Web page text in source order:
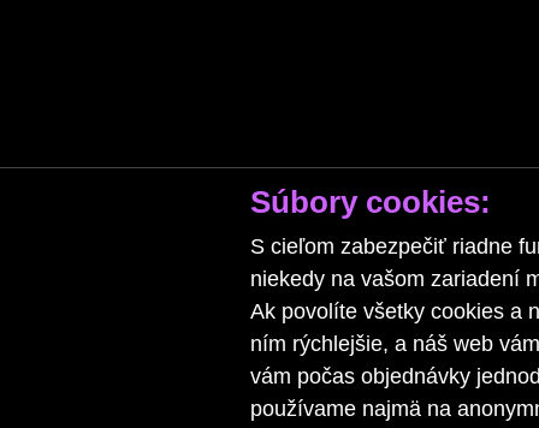
Súbory cookies:
S cieľom zabezpečiť riadne
niekedy na vašom zariadení
Ak povolíte všetky cookies a
ním rýchlejšie, a náš web
vám počas objednávky
používame najmä na